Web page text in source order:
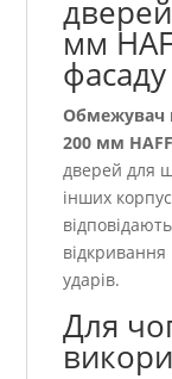
мм
фасаду
Обмежувач
200 мм
дверей для
інших
ударів.
Для